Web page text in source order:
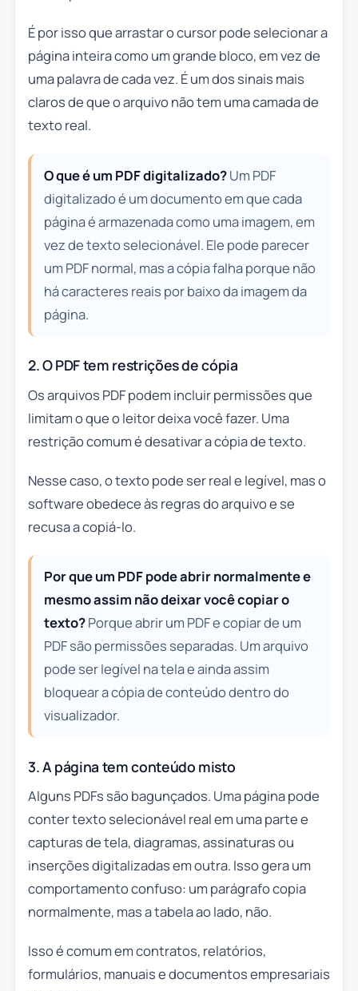
É por isso que arrastar o cursor pode selecionar a
página inteira como um grande bloco, em vez de
uma palavra de cada vez. É um dos sinais mais
claros de que o arquivo não tem uma camada de
texto real.
O que é um PDF digitalizado?Um PDF
digitalizado é um documento em que cada
página é armazenada como uma imagem, em
vez de texto selecionável. Ele pode parecer
um PDF normal, mas a cópia falha porque não
há caracteres reais por baixo da imagem da
página.
2. O PDF tem restrições de cópia
Os arquivos PDF podem incluir permissões que
limitam o que o leitor deixa você fazer. Uma
restrição comum é desativar a cópia de texto.
Nesse caso, o texto pode ser real e legível, mas o
software obedece às regras do arquivo e se
recusa a copiá-lo.
Por que um PDF pode abrir normalmente e
mesmo assim não deixar você copiar o
texto?Porque abrir um PDF e copiar de um
PDF são permissões separadas. Um arquivo
pode ser legível na tela e ainda assim
bloquear a cópia de conteúdo dentro do
visualizador.
3. A página tem conteúdo misto
Alguns PDFs são bagunçados. Uma página pode
conter texto selecionável real em uma parte e
capturas de tela, diagramas, assinaturas ou
inserções digitalizadas em outra. Isso gera um
comportamento confuso: um parágrafo copia
normalmente, mas a tabela ao lado, não.
Isso é comum em contratos, relatórios,
formulários, manuais e documentos empresariais